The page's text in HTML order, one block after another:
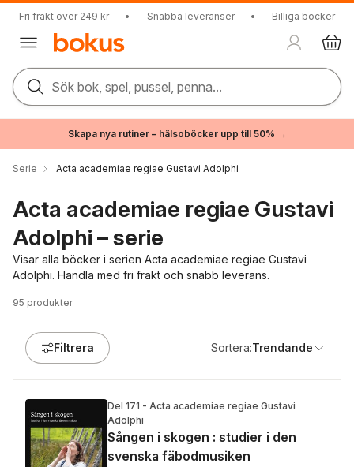
Fri frakt över 249 kr • Snabba leveranser • Billiga böcker
Sök bok, spel, pussel, penna...
Skapa nya rutiner – hälsoböcker upp till 50% →
Serie Acta academiae regiae Gustavi Adolphi
Acta academiae regiae Gustavi
Adolphi – serie
Visar alla böcker i serien Acta academiae regiae Gustavi
Adolphi. Handla med fri frakt och snabb leverans.
95 produkter
Filtrera Sortera:Trendande
Del 171 - Acta academiae regiae Gustavi
Adolphi
Sången i skogen : studier i den
svenska fäbodmusiken